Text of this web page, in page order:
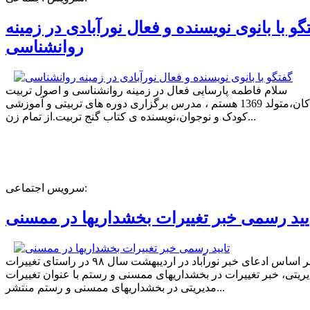
با بانوی نویسنده و فعال نورآبادی در زمینه
روانشناسی
سلام فاطمه پارسایی فعال در زمینه روانشناسی و اصول تربیت
کودکان،متولد 1369 هستم ، مدرس برگزاری دوره های تربیتی و آموزشی
کودک و نوجوان،نویسنده ی کتاب گنج تربیت.از تمام زن...
سرویس اجتماعی:
رسمی خبر تغییرات بخشداریها در ممسنی
بر اساس ادعای خبر نورآباد در اردیبهشت سال ۹۸ در راستای تغییرات
خبر تغییرات در بخشداریهای ممسنی و رستم با عنوان تغییرات
مدیریتی در بخشداریهای ممسنی و رستم منتشر...